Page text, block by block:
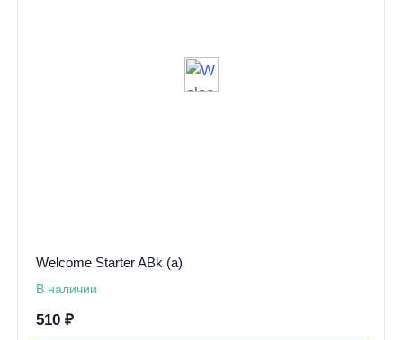
Welcome Starter ABk (a)
В наличии
510 ₽